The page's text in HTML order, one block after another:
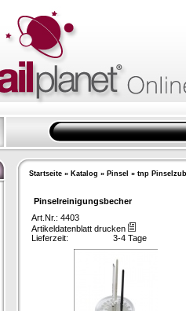
Startseite» Katalog » Pinsel » tnp
Pinselreinigungsbecher
Art.Nr.: 4403
Artikeldatenblatt drucken
Lieferzeit:
3-4 Tage